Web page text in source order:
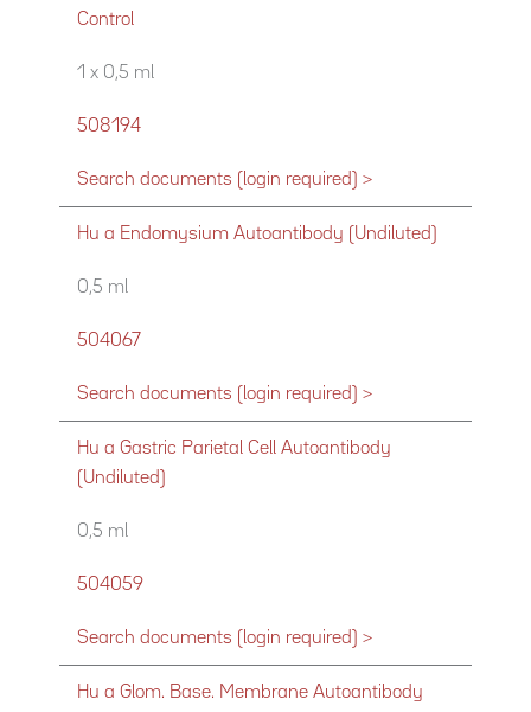
Control
1 x 0,5 ml
508194
Search documents (login required) >
Hu a Endomysium Autoantibody (Undiluted)
0,5 ml
504067
Search documents (login required) >
Hu a Gastric Parietal Cell Autoantibody
(Undiluted)
0,5 ml
504059
Search documents (login required) >
Hu a Glom. Base. Membrane Autoantibody